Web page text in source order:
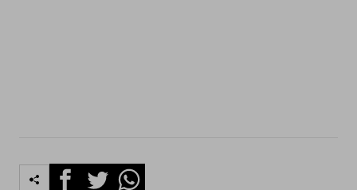
FacebookTwitterWhatsapp